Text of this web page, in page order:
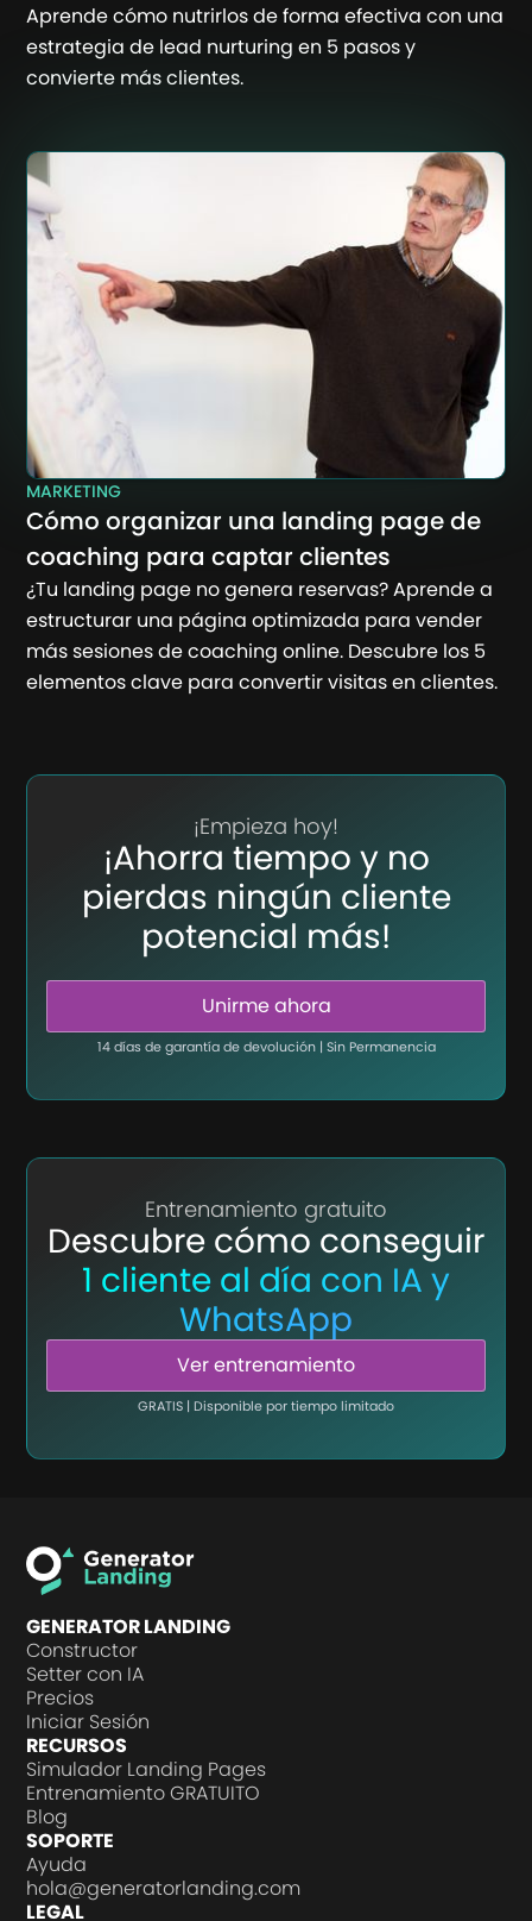
Aprende cómo nutrirlos de forma efectiva con una
estrategia de lead nurturing en 5 pasos y
convierte más clientes.
MARKETING
Cómo organizar una landing page de
coaching para captar clientes
¿Tu landing page no genera reservas? Aprende a
estructurar una página optimizada para vender
más sesiones de coaching online. Descubre los 5
elementos clave para convertir visitas en clientes.
¡Empieza hoy!
¡Ahorra tiempo y no
pierdas ningún cliente
potencial más!
Unirme ahora
14 días de garantía de devolución | Sin Permanencia
Entrenamiento gratuito
Descubre cómo conseguir
1 cliente al día con IA y
WhatsApp
Ver entrenamiento
GRATIS | Disponible por tiempo limitado
GENERATOR LANDING
Constructor
Setter con IA
Precios
Iniciar Sesión
RECURSOS
Simulador Landing Pages
Entrenamiento GRATUITO
Blog
SOPORTE
Ayuda
hola@generatorlanding.com
LEGAL